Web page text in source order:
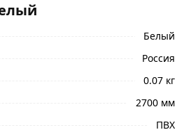
Белый
Россия
0.07 кг
2700 мм
ПВХ